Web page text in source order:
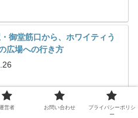
御堂筋口から、ホワイティう
広場への行き方
営者 お問い合わせ
プライバシーポリシ
ー